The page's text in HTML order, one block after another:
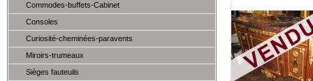
Commodes-buffets-Cabinet
Consoles
Curiosité-cheminées-paravents
Miroirs-trumeaux
Sièges fauteuils